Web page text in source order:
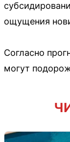
ощущения
Согласно
могут